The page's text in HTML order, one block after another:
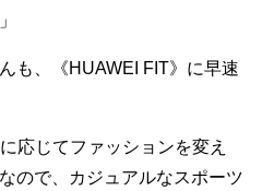
も、《HUAWEI FIT》に早速
応じてファッションを変え
ので、カジュアルなスポーツ